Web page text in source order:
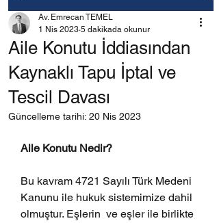
Aile Konutu İddiasından
Kaynaklı Tapu İptal ve
Tescil Davası
Av. Emrecan TEMEL
1 Nis 2023 5 dakikada okunur
Güncelleme tarihi: 20 Nis 2023
Aile Konutu Nedir?
Bu kavram 4721 Sayılı Türk Medeni
Kanunu ile hukuk sistemimize dahil
olmuştur. Eşlerin  ve eşler ile birlikte